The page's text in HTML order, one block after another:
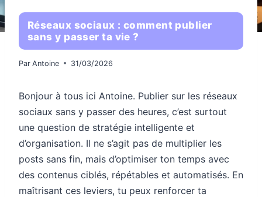
Réseaux sociaux : comment publier
sans y passer ta vie ?
Par Antoine 31/03/2026
Bonjour à tous ici Antoine. Publier sur les réseaux
sociaux sans y passer des heures, c’est surtout
une question de stratégie intelligente et
d’organisation. Il ne s’agit pas de multiplier les
posts sans fin, mais d’optimiser ton temps avec
des contenus ciblés, répétables et automatisés. En
maîtrisant ces leviers, tu peux renforcer ta